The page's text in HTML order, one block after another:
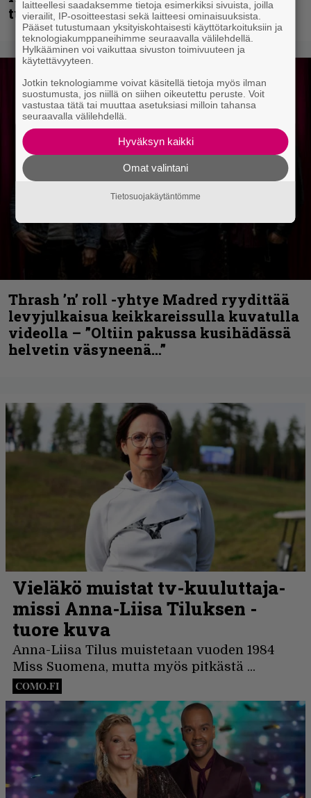
tulevalta soololevyltä
Thrash ’n’ roll -yhtye Madred ryydittää
levyjulkaisua keikkareissulla kuvatulla
videolla – ”Oltiin pakussa kusihädässä
helvetin väsyneenä…”
laitteellesi saadaksemme tietoja esimerkiksi sivuista, joilla
vierailit, IP-osoitteestasi sekä laitteesi ominaisuuksista.
Pääset tutustumaan yksityiskohtaisesti käyttötarkoituksiin ja
teknologiakumppaneihimme seuraavalla välilehdellä.
Hylkääminen voi vaikuttaa sivuston toimivuuteen ja
käytettävyyteen.
Jotkin teknologiamme voivat käsitellä tietoja myös ilman
suostumusta, jos niillä on siihen oikeutettu peruste. Voit
vastustaa tätä tai muuttaa asetuksiasi milloin tahansa
seuraavalla välilehdellä.
Hyväksyn kaikki
Omat valintani
Tietosuojakäytäntömme